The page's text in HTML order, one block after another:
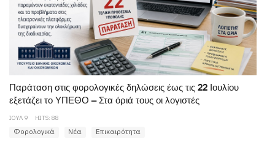
Παράταση στις φορολογικές δηλώσεις έως τις 22 Ιουλίου
εξετάζει το ΥΠΕΘΟ – Στα όριά τους οι λογιστές
ΙΟΥΛ 9 HITS: 88
Φορολογικά Νέα Επικαιρότητα